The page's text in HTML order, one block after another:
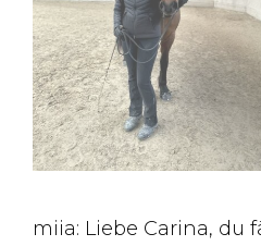
miia: Liebe Carina, du